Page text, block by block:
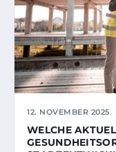
12. NOVEMBER 2025
WELCHE